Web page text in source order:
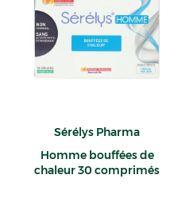
Sérélys Pharma
Homme bouffées de
chaleur 30 comprimés